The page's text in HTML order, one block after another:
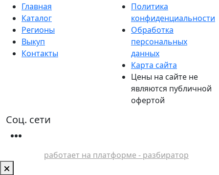
Главная
Каталог
Регионы
Выкуп
Контакты
Политика
конфиденциальности
Обработка
персональных
данных
Карта сайта
Цены на сайте не
являются публичной
офертой
Соц. сети
работает на платформе - разбиратор